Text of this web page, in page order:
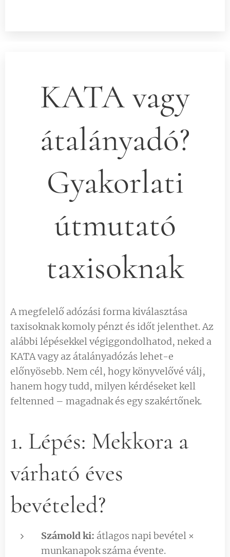
KATA vagy
átalányadó?
Gyakorlati
útmutató
taxisoknak
A megfelelő adózási forma kiválasztása
taxisoknak komoly pénzt és időt jelenthet. Az
alábbi lépésekkel végiggondolhatod, neked a
KATA vagy az átalányadózás lehet-e
előnyösebb. Nem cél, hogy könyvelővé válj,
hanem hogy tudd, milyen kérdéseket kell
feltenned – magadnak és egy szakértőnek.
1. Lépés: Mekkora a
várható éves
bevételed?
Számold ki: átlagos napi bevétel ×
munkanapok száma évente.